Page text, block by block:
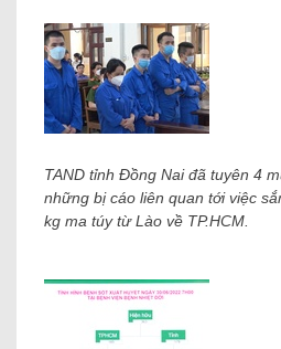
TAND tỉnh Đồng Nai đã tuyên 4
những bị cáo liên quan tới việc
kg ma túy từ Lào về TP.HCM.